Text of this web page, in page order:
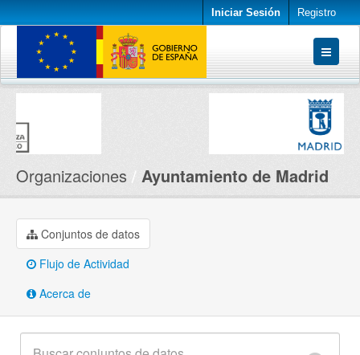
Iniciar Sesión Registro
Conjuntos de datos
Organizaciones
Organizaciones Ayuntamiento de Madrid
Conjuntos de datos
Flujo de Actividad
Acerca de